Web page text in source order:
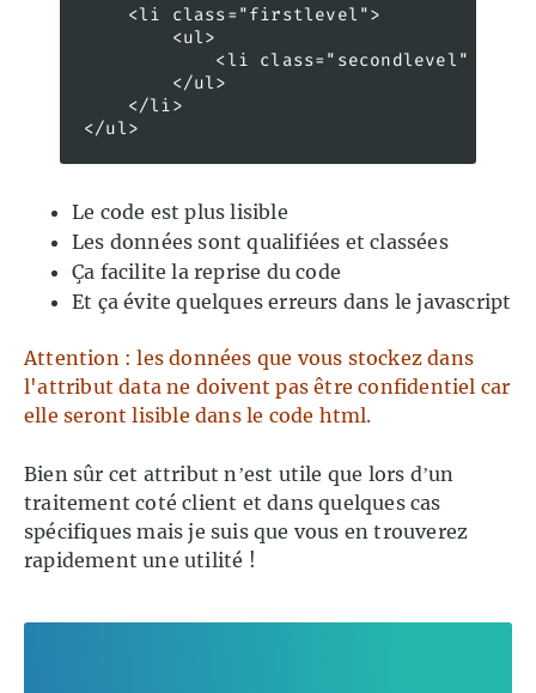
    <li class="firstlevel">
        <ul>
<li class="secondlevel"
        </ul>
    </li>
Le code est plus lisible
Les données sont qualifiées et classées
Ça facilite la reprise du code
Et ça évite quelques erreurs dans le javascript
Attention : les données que vous stockez dans
l'attribut data ne doivent pas être confidentiel car
elle seront lisible dans le code html.
Bien sûr cet attribut n’est utile que lors d’un
traitement coté client et dans quelques cas
spécifiques mais je suis que vous en trouverez
rapidement une utilité !